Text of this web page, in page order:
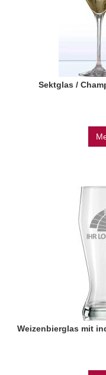
Sektglas /
Weizenbierglas mit